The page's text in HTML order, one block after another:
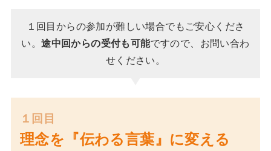
１回目からの参加が難しい場合でもご安心くださ
い。途中回からの受付も可能ですので、お問い合わ
せください。
１回目
理念を『伝わる言葉』に変える